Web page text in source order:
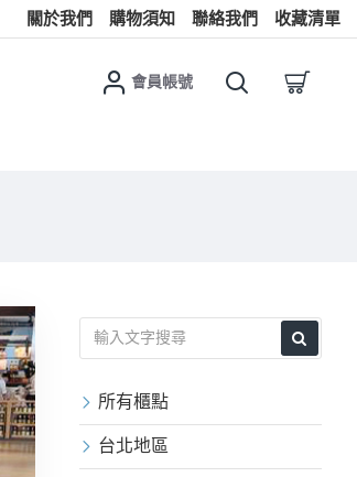
關於我們 購物須知 聯絡我們 收藏清單
會員帳號
所有櫃點
台北地區